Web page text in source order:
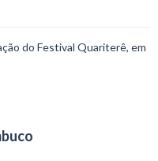
do Festival Quariterê, em